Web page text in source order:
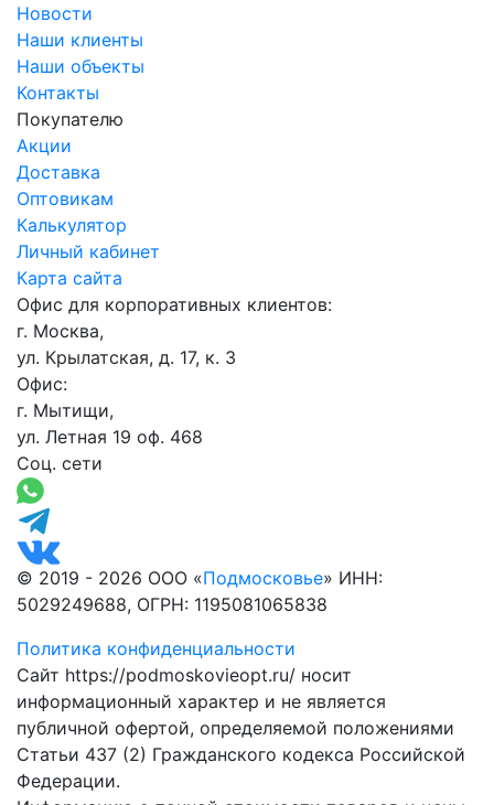
Новости
Наши клиенты
Наши объекты
Контакты
Покупателю
Акции
Доставка
Оптовикам
Калькулятор
Личный кабинет
Карта сайта
Офис для корпоративных клиентов:
г. Москва,
ул. Крылатская, д. 17, к. 3
Офис:
г. Мытищи,
ул. Летная 19 оф. 468
Соц. сети
© 2019 - 2026 ООО «Подмосковье» ИНН:
5029249688, ОГРН: 1195081065838
Политика конфиденциальности
Сайт https://podmoskovieopt.ru/ носит
информационный характер и не является
публичной офертой, определяемой положениями
Статьи 437 (2) Гражданского кодекса Российской
Федерации.